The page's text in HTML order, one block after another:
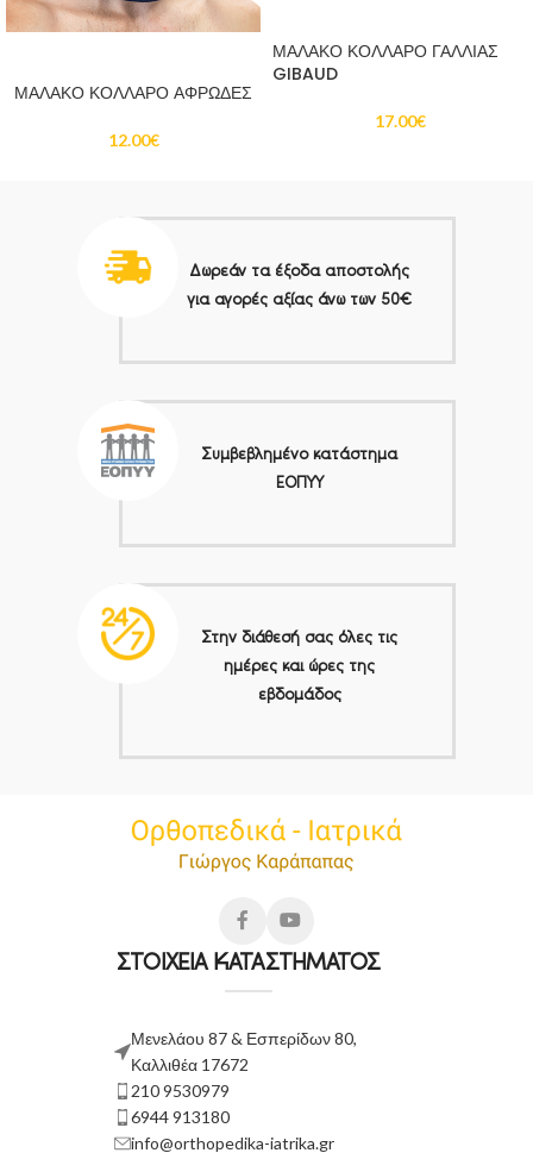
ΜΑΛΑΚΟ ΚΟΛΛΑΡΟ ΑΦΡΩΔΕΣ
12.00€
ΜΑΛΑΚΟ ΚΟΛΛΑΡΟ ΓΑΛΛΙΑΣ
GIBAUD
17.00€
Δωρεάν τα έξοδα αποστολής
για αγορές αξίας άνω των 50€
Συμβεβλημένο κατάστημα
ΕΟΠΥΥ
Στην διάθεσή σας όλες τις
ημέρες και ώρες της
εβδομάδος
ΣΤΟΙΧΕΙΑ ΚΑΤΑΣΤΗΜΑΤΟΣ
Μενελάου 87 & Εσπερίδων 80,
Καλλιθέα 17672
210 9530979
6944 913180
info@orthopedika-iatrika.gr